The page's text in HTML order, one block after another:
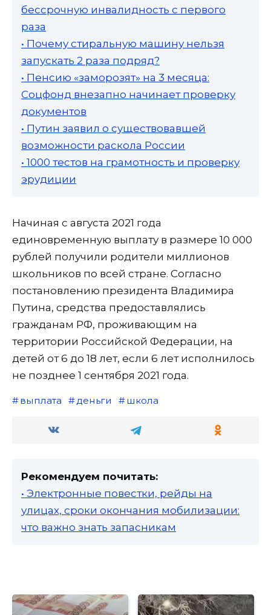
бессрочную инвалидность с первого
раза
• Почему стиральную машину нельзя
запускать 2 раза подряд?
• Пенсию «заморозят» на 3 месяца:
Соцфонд внезапно начинает проверку
документов
• Путин заявил о существовавшей
возможности раскола России
• 1000 тестов на грамотность и проверку
эрудиции
Начиная с августа 2021 года
единовременную выплату в размере 10 000
рублей получили родители миллионов
школьников по всей стране. Согласно
постановлению президента Владимира
Путина, средства предоставлялись
гражданам РФ, проживающим на
территории Российской Федерации, на
детей от 6 до 18 лет, если 6 лет исполнилось
не позднее 1 сентября 2021 года.
выплата деньги школа
Рекомендуем почитать:
• Электронные повестки, рейды на
улицах, сроки окончания мобилизации:
что важно знать запасникам